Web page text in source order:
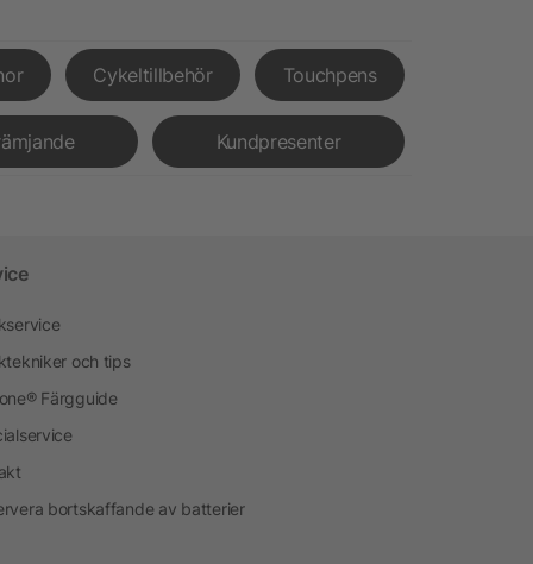
Cykeltillbehör Touchpens
Kundpresenter
och tips
Färgguide
bortskaffande av batterier